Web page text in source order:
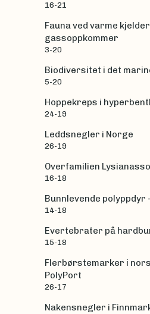
16-21
Fauna ved varme
gassoppkommer
3-20
Biodiversitet i det
5-20
Hoppekreps i
24-19
Leddsnegler i Norge
26-19
Overfamilien
16-18
Bunnlevende polyppdyr -
14-18
Evertebrater på
15-18
Flerbørstemarker i
PolyPort
26-17
Nakensnegler i